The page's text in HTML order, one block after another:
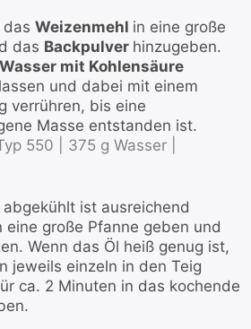
das Weizenmehl in eine große
das Backpulver hinzugeben.
Wasser mit Kohlensäure
und dabei mit einem
verrühren, bis eine
Masse entstanden ist.
550 |
375 g Wasser |
ist ausreichend
eine große Pfanne geben und
Wenn das Öl heiß genug ist,
jeweils einzeln in den Teig
ca. 2 Minuten in das kochende